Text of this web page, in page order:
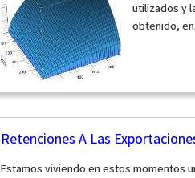
utilizados y
obtenido,
Retenciones A Las
Estamos viviendo en estos momentos